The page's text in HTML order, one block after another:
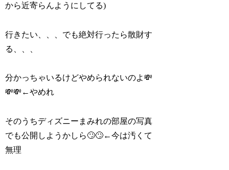
から近寄らんようにしてる)
行きたい、、、でも絶対行ったら散財す
る、、、
分かっちゃいるけどやめられないのよ💸
💸💸←やめれ
そのうちディズニーまみれの部屋の写真
でも公開しようかしら🙄🙄←今は汚くて
無理